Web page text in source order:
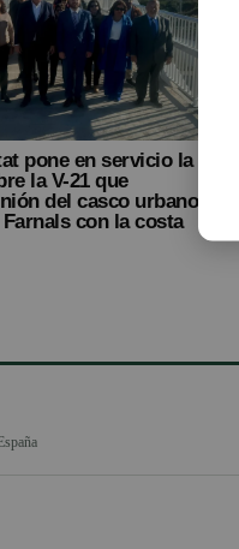
pone en servicio la
la V-21 que
del casco urbano
con la costa